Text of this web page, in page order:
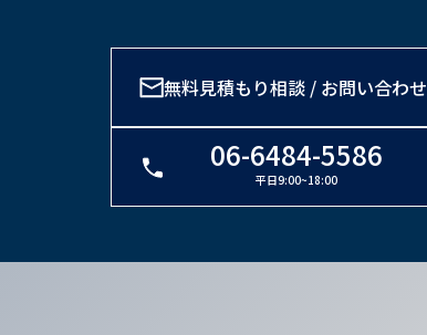
無料見積もり相談 / お問い合わせ
06-6484-5586
平日9:00~18:00